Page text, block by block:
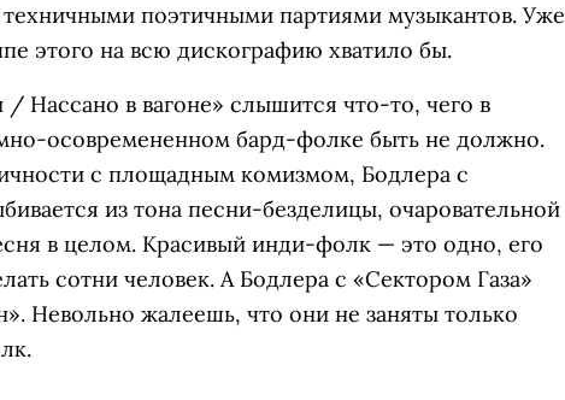
поэтичными партиями музыкантов. Уже
этого на всю дискографию хватило бы.
Нассано в вагоне» слышится что-то, чего в
осовремененном бард-фолке быть не должно.
с площадным комизмом, Бодлера с
из тона песни-безделицы, очаровательной
в целом. Красивый инди-фолк — это одно, его
сотни человек. А Бодлера с «Сектором Газа»
Невольно жалеешь, что они не заняты только